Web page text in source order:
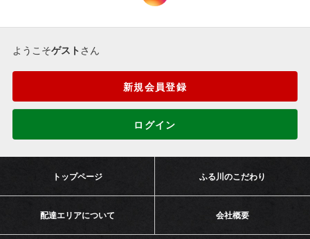
ようこそゲスト さん
新規会員登録
ログイン
トップページ ふる川のこだわり
配達エリアについて 会社概要